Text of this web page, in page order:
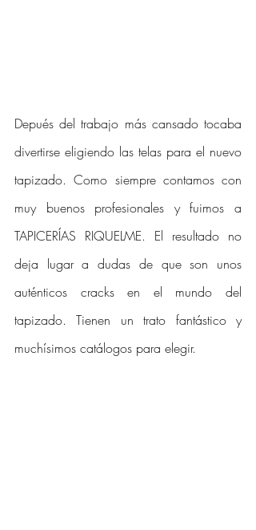
Depués del trabajo más cansado tocaba
divertirse eligiendo las telas para el nuevo
tapizado. Como siempre contamos con
muy buenos profesionales y fuimos a
TAPICERÍAS RIQUELME. El resultado no
deja lugar a dudas de que son unos
auténticos cracks en el mundo del
tapizado. Tienen un trato fantástico y
muchísimos catálogos para elegir.